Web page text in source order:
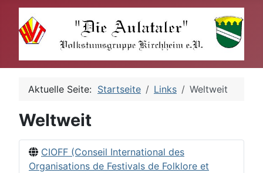
Aktuelle Seite: Startseite Links Weltweit
Weltweit
CIOFF (Conseil International des
Organisations de Festivals de Folklore et